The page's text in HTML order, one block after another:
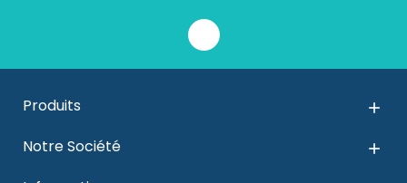
Produits 
Notre Société 